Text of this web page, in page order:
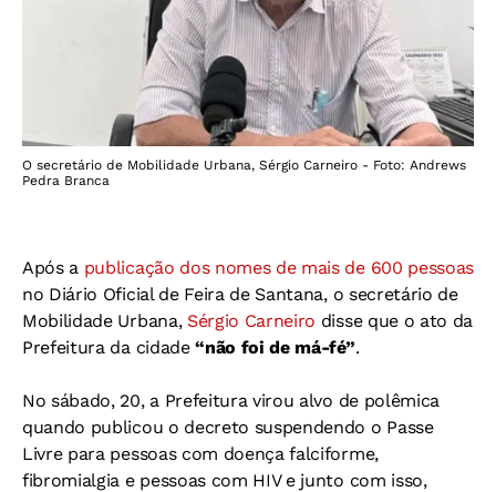
O secretário de Mobilidade Urbana, Sérgio Carneiro - Foto: Andrews
Pedra Branca
Após a publicação dos nomes de mais de 600 pessoas
no Diário Oficial de Feira de Santana, o secretário de
Mobilidade Urbana, Sérgio Carneiro disse que o ato da
Prefeitura da cidade“não foi de má-fé”.
No sábado, 20, a Prefeitura virou alvo de polêmica
quando publicou o decreto suspendendo o Passe
Livre para pessoas com doença falciforme,
fibromialgia e pessoas com HIV e junto com isso,